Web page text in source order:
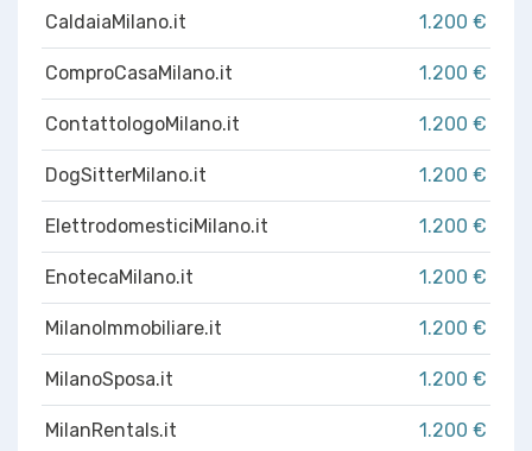
CaldaiaMilano.it 1.200 €
ComproCasaMilano.it 1.200 €
ContattologoMilano.it 1.200 €
DogSitterMilano.it 1.200 €
ElettrodomesticiMilano.it 1.200 €
EnotecaMilano.it 1.200 €
MilanoImmobiliare.it 1.200 €
MilanoSposa.it 1.200 €
MilanRentals.it 1.200 €